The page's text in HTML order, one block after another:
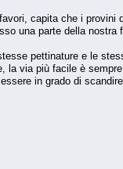
capita che i provini
una parte della nostra
pettinature e le
via più facile è
in grado di